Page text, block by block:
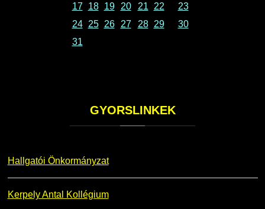
17
18 19 20 21 22
23
24
25 26 27 28 29
30
31
GYORSLINKEK
Hallgatói Önkormányzat
Kerpely Antal Kollégium